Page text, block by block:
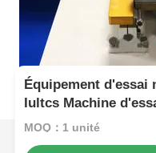
Équipement
Iultcs Machine
de couleur et de
MOQ：1 unité